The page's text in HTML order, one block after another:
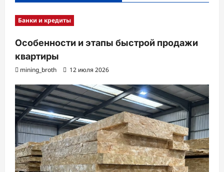
Банки и кредиты
Особенности и этапы быстрой продажи
квартиры
mining_broth 12 июля 2026